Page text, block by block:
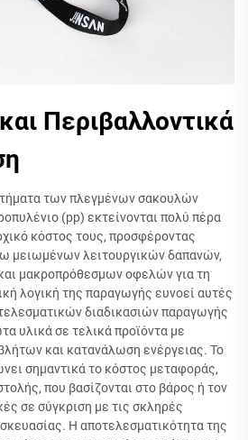
Περιβαλλοντικά
των πλεγμένων σακουλών
(pp) εκτείνονται πολύ πέρα
κόστος τους, προσφέροντας
μειωμένων λειτουργικών δαπανών,
μακροπρόθεσμων οφελών για τη
λογική της παραγωγής ευνοεί αυτές
διαδικασιών παραγωγής
υλικά σε τελικά προϊόντα με
και κατανάλωση ενέργειας. Το
σημαντικά το κόστος μεταφοράς,
που βασίζονται στο βάρος ή τον
σε σύγκριση με τις σκληρές
Η αποτελεσματικότητα της